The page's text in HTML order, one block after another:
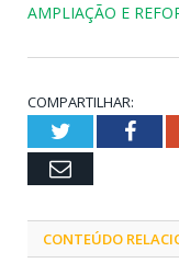
AMPLIAÇÃO E
COMPARTILHAR:
Twitter
Email
CONTEÚDO